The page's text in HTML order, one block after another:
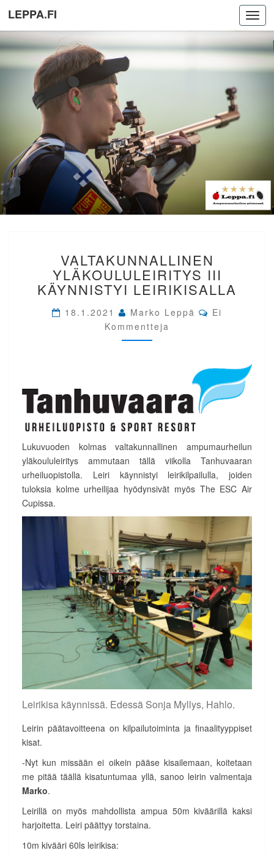
LEPPA.FI
YLÄKOULULEIRITYS
III
KÄYNNISTYI
LEIRIKISALLA
VALTAKUNNALLINEN
YLÄKOULULEIRITYS III
KÄYNNISTYI LEIRIKISALLA
18.1.2021 Marko Leppä Comments
Ei
Kommentteja
Lukuvuoden kolmas valtakunnallinen ampumaurheilun
yläkoululeiritys ammutaan tällä viikolla Tanhuvaaran
urheiluopistolla. Leiri käynnistyi leirikilpailulla, joiden
tuloksia kolme urheilijaa hyödynsivät myös The ESC Air
Cupissa.
Leirikisa käynnissä. Edessä Sonja Myllys, Hahlo.
Leirin päätavoitteena on kilpailutoiminta ja finaalityyppiset
kisat.
-Nyt kun missään ei oikein pääse kisailemaan, koitetaan
me pitää täällä kisatuntumaa yllä, sanoo leirin valmentaja
Marko.
Leirillä on myös mahdollista ampua 50m kiväärillä kaksi
harjoitetta. Leiri päättyy torstaina.
10m kivääri 60ls leirikisa: